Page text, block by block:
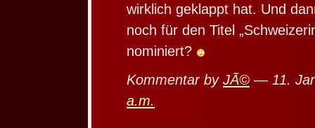
wirklich geklappt hat. Und
noch für den Titel
nominiert?
Kommentar by JÃ© — 11.
a.m.